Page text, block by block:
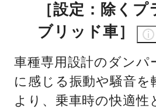
［設定：除く
ブリッド車］
車種専用設計のダンパ
に感じる振動や騒音を
より、乗車時の快適性